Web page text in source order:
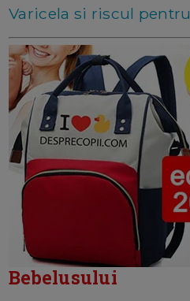
Varicela si riscul
Bebelusului